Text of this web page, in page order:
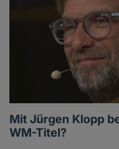
Mit Jürgen Klopp
WM-Titel?